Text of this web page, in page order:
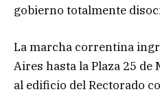
gobierno totalmente
La marcha correntina
Aires hasta la Plaza 25
al edificio del Rectorado